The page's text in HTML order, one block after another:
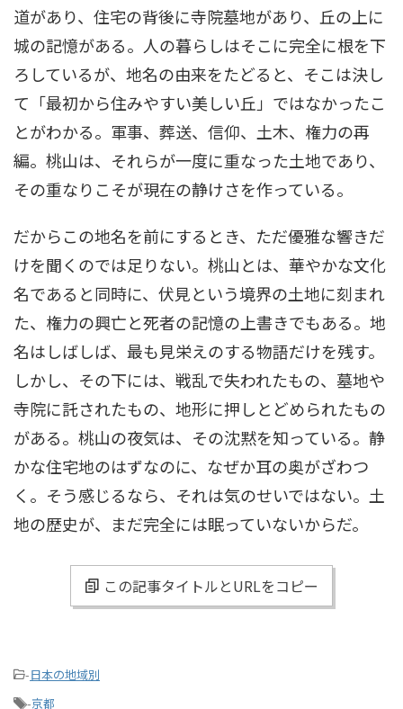
道があり、住宅の背後に寺院墓地があり、丘の上に
城の記憶がある。人の暮らしはそこに完全に根を下
ろしているが、地名の由来をたどると、そこは決し
て「最初から住みやすい美しい丘」ではなかったこ
とがわかる。軍事、葬送、信仰、土木、権力の再
編。桃山は、それらが一度に重なった土地であり、
その重なりこそが現在の静けさを作っている。
だからこの地名を前にするとき、ただ優雅な響きだ
けを聞くのでは足りない。桃山とは、華やかな文化
名であると同時に、伏見という境界の土地に刻まれ
た、権力の興亡と死者の記憶の上書きでもある。地
名はしばしば、最も見栄えのする物語だけを残す。
しかし、その下には、戦乱で失われたもの、墓地や
寺院に託されたもの、地形に押しとどめられたもの
がある。桃山の夜気は、その沈黙を知っている。静
かな住宅地のはずなのに、なぜか耳の奥がざわつ
く。そう感じるなら、それは気のせいではない。土
地の歴史が、まだ完全には眠っていないからだ。
この記事タイトルとURLをコピー
-日本の地域別
-京都